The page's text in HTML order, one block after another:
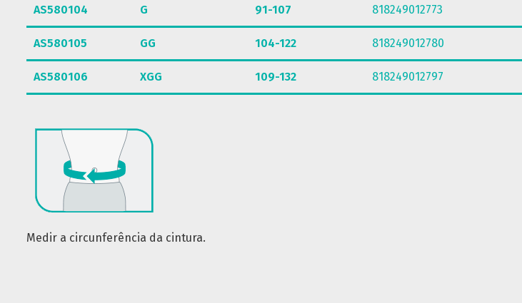
AS580104 G 91-107 818249012773
AS580105 GG 104-122 818249012780
AS580106 XGG 109-132 818249012797
Medir a circunferência da cintura.